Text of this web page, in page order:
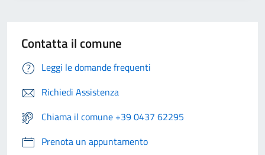
Contatta il comune
Leggi le domande frequenti
Richiedi Assistenza
Chiama il comune +39 0437 62295
Prenota un appuntamento